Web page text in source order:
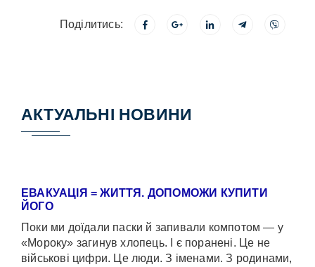
Поділитись:
АКТУАЛЬНІ НОВИНИ
ЕВАКУАЦІЯ = ЖИТТЯ. ДОПОМОЖИ КУПИТИ
ЙОГО
Поки ми доїдали паски й запивали компотом — у
«Мороку» загинув хлопець. І є поранені. Це не
військові цифри. Це люди. З іменами. З родинами,